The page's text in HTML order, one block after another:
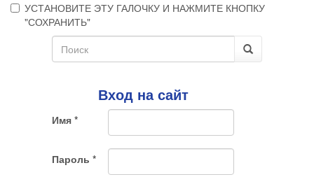
УСТАНОВИТЕ ЭТУ ГАЛОЧКУ И НАЖМИТЕ КНОПКУ
"СОХРАНИТЬ"
галочка
ненужный
комментарий
Форма
поиска
Вход на сайт
Имя *
Пароль *